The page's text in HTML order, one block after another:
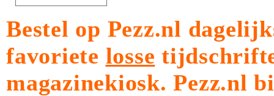
Bestel op Pezz.nl
favoriete losse
magazinekiosk.Pezz.nl